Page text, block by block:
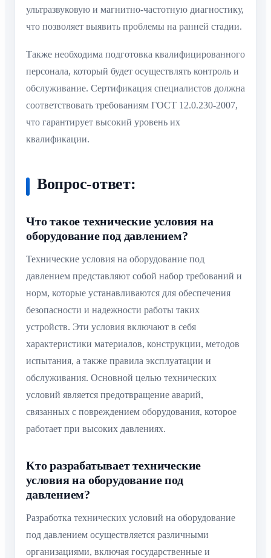
ультразвуковую и магнитно-частотную диагностику,
что позволяет выявить проблемы на ранней стадии.
Также необходима подготовка квалифицированного
персонала, который будет осуществлять контроль и
обслуживание. Сертификация специалистов должна
соответствовать требованиям ГОСТ 12.0.230-2007,
что гарантирует высокий уровень их
квалификации.
Вопрос-ответ:
Что такое технические условия на
оборудование под давлением?
Технические условия на оборудование под
давлением представляют собой набор требований и
норм, которые устанавливаются для обеспечения
безопасности и надежности работы таких
устройств. Эти условия включают в себя
характеристики материалов, конструкции, методов
испытания, а также правила эксплуатации и
обслуживания. Основной целью технических
условий является предотвращение аварий,
связанных с повреждением оборудования, которое
работает при высоких давлениях.
Кто разрабатывает технические
условия на оборудование под
давлением?
Разработка технических условий на оборудование
под давлением осуществляется различными
организациями, включая государственные и